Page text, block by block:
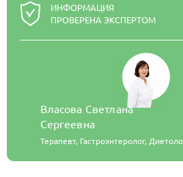
ИНФОРМАЦИЯ
ПРОВЕРЕНА ЭКСПЕРТОМ
Власова Светлана
Сергеевна
Терапевт, Гастроэнтеролог,